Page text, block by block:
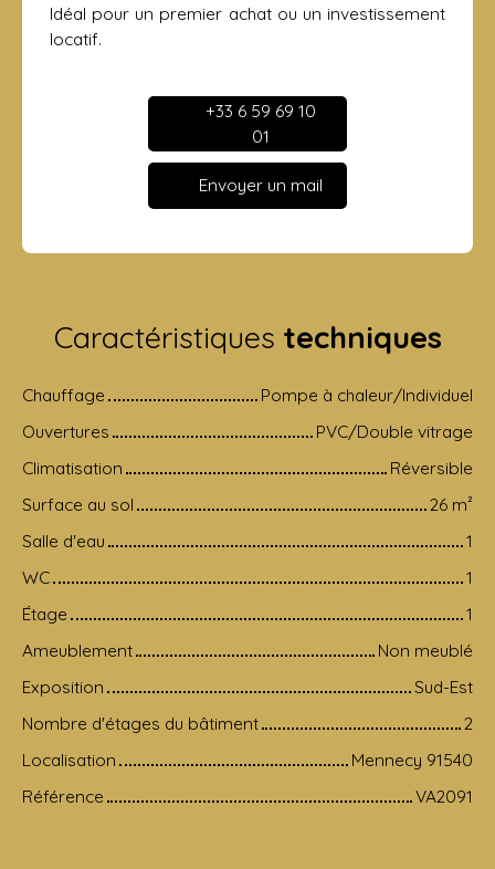
Idéal pour un premier achat ou un investissement
locatif.
+33 6 59 69 10
01
Envoyer un mail
Caractéristiques techniques
Chauffage
Pompe à chaleur/Individuel
Ouvertures
PVC/Double vitrage
Climatisation
Réversible
Surface au sol
26 m²
Salle d'eau
1
WC
1
Étage
1
Ameublement
Non meublé
Exposition
Sud-Est
Nombre d'étages du bâtiment
2
Localisation
Mennecy 91540
Référence
VA2091